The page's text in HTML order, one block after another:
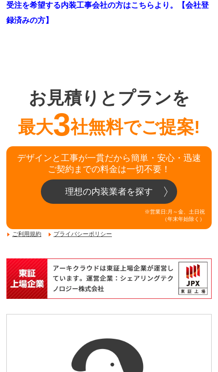
受注を希望する内装工事会社の方はこちらより。
【会社登
録済みの方】
お見積りとプランを
最大3社無料でご提案!
デザインと工事が一貫だから簡単・安心・迅速
ご契約までの料金は一切不要！
理想の内装業者を探す
※営業日:月～金、土日祝
（年末年始除く）
ご利用規約 プライバシーポリシー